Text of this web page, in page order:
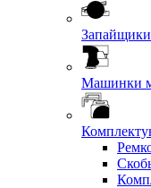
Запайщики
Машинки